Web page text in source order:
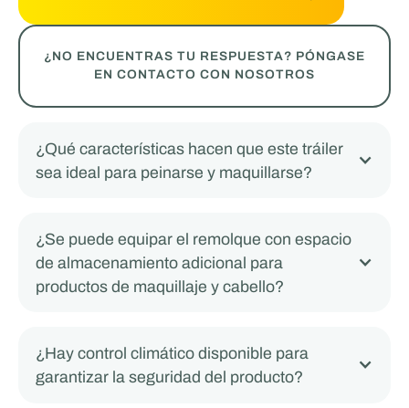
¿NO ENCUENTRAS TU RESPUESTA? PÓNGASE
EN CONTACTO CON NOSOTROS
¿Qué características hacen que este tráiler
sea ideal para peinarse y maquillarse?
¿Se puede equipar el remolque con espacio
de almacenamiento adicional para
productos de maquillaje y cabello?
¿Hay control climático disponible para
garantizar la seguridad del producto?